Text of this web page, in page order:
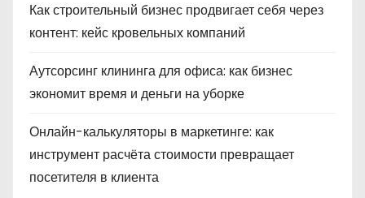
Как строительный бизнес продвигает себя через
контент: кейс кровельных компаний
Аутсорсинг клининга для офиса: как бизнес
экономит время и деньги на уборке
Онлайн-калькуляторы в маркетинге: как
инструмент расчёта стоимости превращает
посетителя в клиента